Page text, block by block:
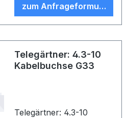
zum Anfrageformular
Telegärtner: 4.3-10
Kabelbuchse G33
Telegärtner: 4.3-10